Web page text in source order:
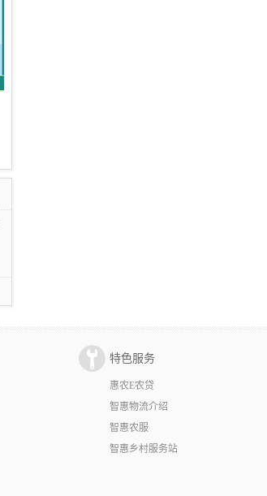
特色服务
惠农E农贷
智惠物流介绍
智惠农服
智惠乡村服务站